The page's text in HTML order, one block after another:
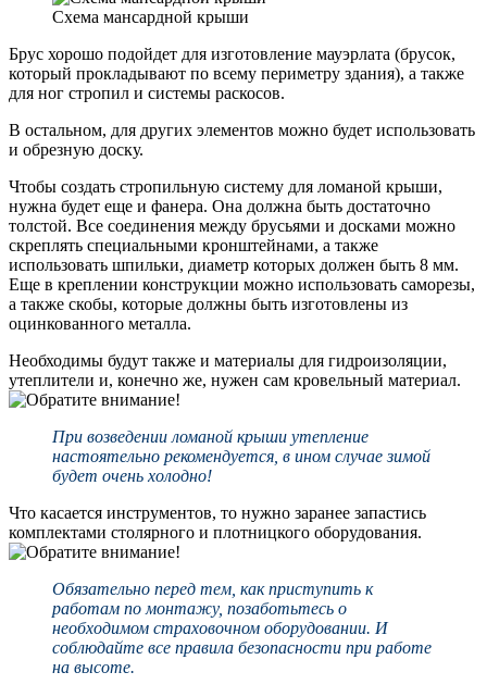
Схема мансардной крыши
Брус хорошо подойдет для изготовление мауэрлата (брусок,
который прокладывают по всему периметру здания), а также
для ног стропил и системы раскосов.
В остальном, для других элементов можно будет использовать
и обрезную доску.
Чтобы создать стропильную систему для ломаной крыши,
нужна будет еще и фанера. Она должна быть достаточно
толстой. Все соединения между брусьями и досками можно
скреплять специальными кронштейнами, а также
использовать шпильки, диаметр которых должен быть 8 мм.
Еще в креплении конструкции можно использовать саморезы,
а также скобы, которые должны быть изготовлены из
оцинкованного металла.
Необходимы будут также и материалы для гидроизоляции,
утеплители и, конечно же, нужен сам кровельный материал.
При возведении ломаной крыши утепление
настоятельно рекомендуется, в ином случае зимой
будет очень холодно!
Что касается инструментов, то нужно заранее запастись
комплектами столярного и плотницкого оборудования.
Обязательно перед тем, как приступить к
работам по монтажу, позаботьтесь о
необходимом страховочном оборудовании. И
соблюдайте все правила безопасности при работе
на высоте.